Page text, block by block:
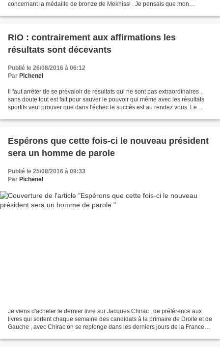
concernant la médaille de bronze de Mekhissi . Je pensais que mon
RIO : contrairement aux affirmations les
résultats sont décevants
Publié le 26/08/2016 à 06:12
Par Pichenel
Il faut arrêter de se prévaloir de résultats qui ne sont pas extraordinaires ,
sans doute tout est fait pour sauver le pouvoir qui même avec les résultats
sportifs veut prouver que dans l'échec le succès est au rendez vous. Le
Espérons que cette fois-ci le nouveau président
sera un homme de parole
Publié le 25/08/2016 à 09:33
Par Pichenel
Je viens d'acheter le dernier livre sur Jacques Chirac , de préférence aux
livres qui sortent chaque semaine des candidats à la primaire de Droite et de
Gauche , avec Chirac on se replonge dans les derniers jours de la France